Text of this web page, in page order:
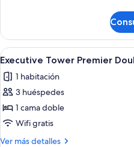
Deluxe
Family
Twin
Tower
Grand
Deluxe
Twin
Abrir
todas
las
fotos
de
Executive
Tower
4
Executive Tower Premier
1 habitación
3 huéspedes
1 cama doble
Wifi gratis
Ver más detalles
Más